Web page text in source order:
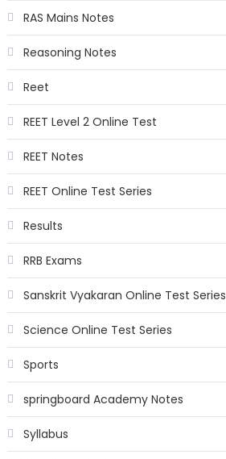
RAS Mains Notes
Reasoning Notes
Reet
REET Level 2 Online Test
REET Notes
REET Online Test Series
Results
RRB Exams
Sanskrit Vyakaran Online Test Series
Science Online Test Series
Sports
springboard Academy Notes
Syllabus